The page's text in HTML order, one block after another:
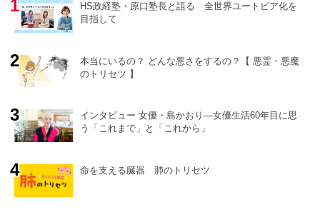
HS政経塾・原口塾長と語る 全世界ユートピア化を
目指して
本当にいるの？ どんな悪さをするの？【 悪霊・悪魔
のトリセツ 】
インタビュー 女優・島かおり―女優生活60年目に思
う「これまで」と「これから」
命を支える臓器 肺のトリセツ